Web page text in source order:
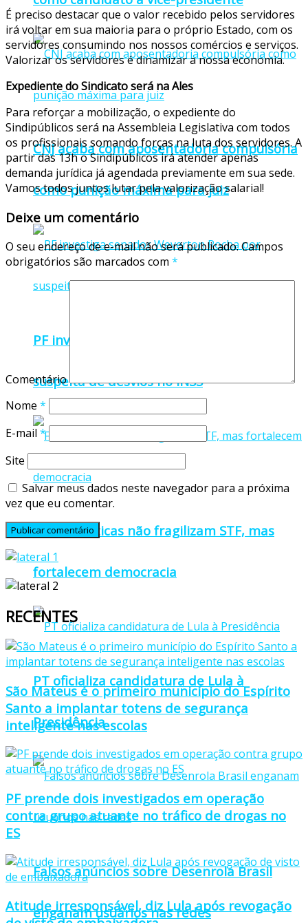
CNJ acaba com aposentadoria compulsória
como punição máxima para juiz
PF investiga senador Weverton Rocha por
suspeita de desvios no INSS
Fachin: críticas não fragilizam STF, mas
fortalecem democracia
PT oficializa candidatura de Lula à
Presidência
Falsos anúncios sobre Desenrola Brasil
enganam usuários nas redes
É preciso destacar que o valor recebido pelos servidores
irá voltar em sua maioria para o próprio Estado, com os
servidores consumindo nos nossos comércios e serviços.
Valorizar os servidores é dinamizar a nossa economia.
Expediente do Sindicato será na Ales
Para reforçar a mobilização, o expediente do
Sindipúblicos será na Assembleia Legislativa com todos
os profissionais somando forças na luta dos servidores. A
partir das 13h o Sindipúblicos irá atender apenas
demanda jurídica já agendada previamente em sua sede.
Vamos todos juntos lutar pela valorização salarial!
Deixe um comentário
O seu endereço de e-mail não será publicado.Campos
obrigatórios são marcados com *
Comentário
Nome *
E-mail *
Site
Salvar meus dados neste navegador para a próxima
vez que eu comentar.
RECENTES
São Mateus é o primeiro município do Espírito
Santo a implantar totens de segurança
inteligente nas escolas
PF prende dois investigados em operação
contra grupo atuante no tráfico de drogas no
ES
Atitude irresponsável, diz Lula após revogação